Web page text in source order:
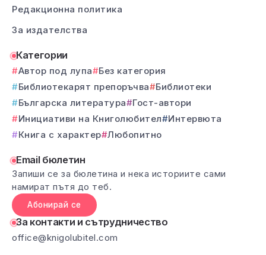
Редакционна политика
За издателства
Категории
Автор под лупа
Без категория
Библиотекарят препоръчва
Библиотеки
Българска литература
Гост-автори
Инициативи на Книголюбител
Интервюта
Книга с характер Любопитно
Email бюлетин
Запиши се за бюлетина и нека историите сами
намират пътя до теб.
Абонирай се
За контакти и сътрудничество
office@knigolubitel.com